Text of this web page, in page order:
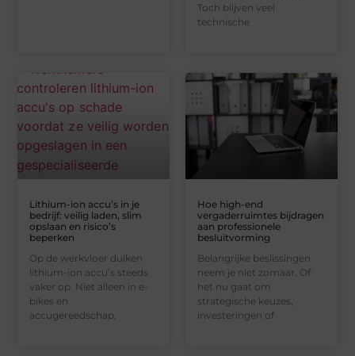
Toch blijven veel
technische
Lithium-ion accu’s in je
bedrijf: veilig laden, slim
opslaan en risico’s
beperken
Op de werkvloer duiken
lithium-ion accu’s steeds
vaker op. Niet alleen in e-
bikes en
accugereedschap,
Hoe high-end
vergaderruimtes bijdragen
aan professionele
besluitvorming
Belangrijke beslissingen
neem je niet zomaar. Of
het nu gaat om
strategische keuzes,
investeringen of